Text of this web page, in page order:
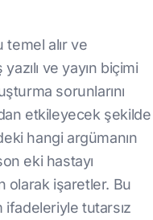
alır ve
ve yayın biçimi
sorunlarını
etkileyecek şekilde
hangi argümanın
eki hastayı
olarak işaretler. Bu
ifadeleriyle tutarsız